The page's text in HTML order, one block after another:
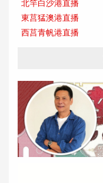
北竿白沙港直播
東莒猛澳港直播
西莒青帆港直播